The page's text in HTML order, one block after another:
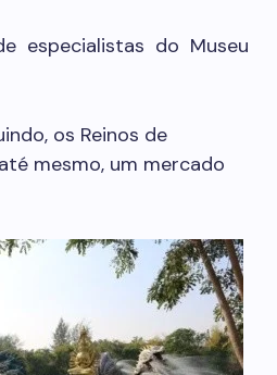
especialistas do Museu
os Reinos de
mesmo, um mercado